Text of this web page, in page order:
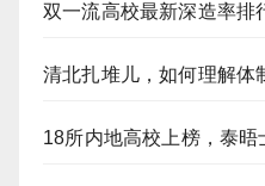
双一流高校最新深造率排
清北扎堆儿，如何理解体
18所内地高校上榜，泰晤